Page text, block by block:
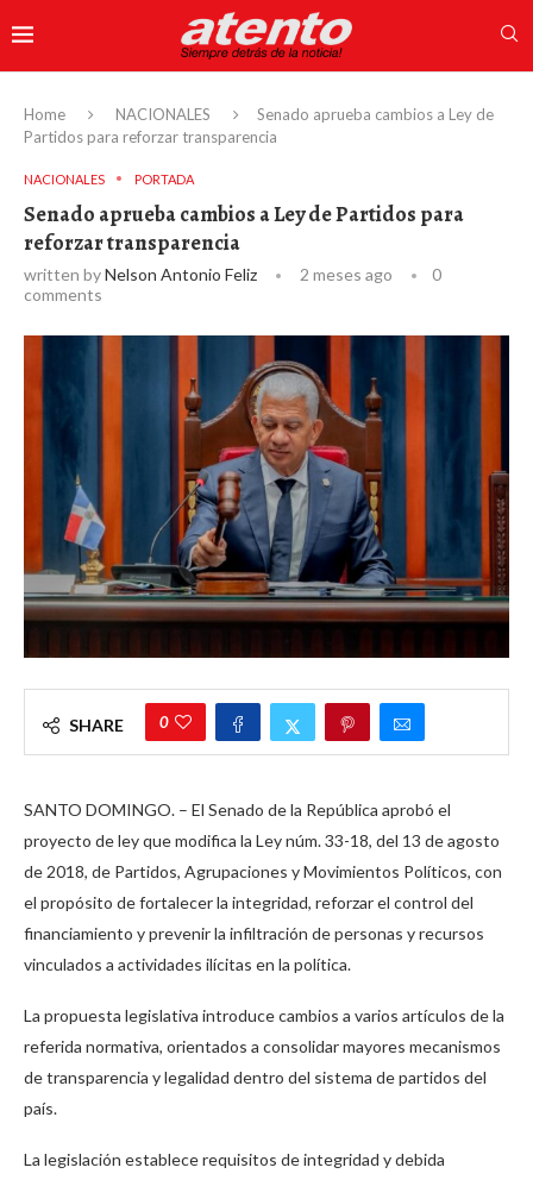
Home NACIONALES
Senado aprueba cambios a Ley de
Partidos para reforzar transparencia
NACIONALES PORTADA
Senado aprueba cambios a Ley de Partidos para
reforzar transparencia
written byNelson Antonio Feliz 2 meses ago
0
comments
SHARE 0
SANTO DOMINGO. – El Senado de la República aprobó el
proyecto de ley que modifica la Ley núm. 33-18, del 13 de agosto
de 2018, de Partidos, Agrupaciones y Movimientos Políticos, con
el propósito de fortalecer la integridad, reforzar el control del
financiamiento y prevenir la infiltración de personas y recursos
vinculados a actividades ilícitas en la política.
La propuesta legislativa introduce cambios a varios artículos de la
referida normativa, orientados a consolidar mayores mecanismos
de transparencia y legalidad dentro del sistema de partidos del
país.
La legislación establece requisitos de integridad y debida